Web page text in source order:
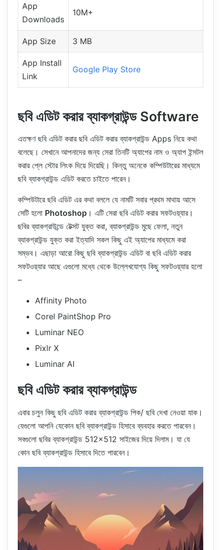
App
Downloads
10M+
App Size 3 MB
App Install
Link
Google Play Store
ছবি এডিট করার ব্যাকগ্রাউন্ড Software
এতক্ষণ ছবি এডিট করার ছবি এডিট করার ব্যাকগ্রাউন্ড Apps নিয়ে কথা
বলেছে। সেখানে আপনাদের জন্য সেরা তিনটি অ্যাপের নাম ও অ্যাপ ইন্সটল
করার প্লে স্টোর লিংক দিয়ে দিয়েছি। কিন্তু অনেকে কম্পিউটারের মাধ্যমে
ছবি ব্যাকগ্রাউন্ড এডিট করতে চাইতে পারেন।
কম্পিউটারে ছবি এডিট এর কথা বললে যে নামটি সবার প্রথম মাথায় আসে
সেটি হলো Photoshop । এটি সেরা ছবি এডিট করার সফটওয়্যার।
ছবির ব্যাকগ্রাউন্ডে টেক্সট যুক্ত করা, ব্যাকগ্রাউন্ড মুছে ফেলা, নতুন
ব্যাকগ্রাউন্ড যুক্ত করা ইত্যাদি সকল কিছু এই অ্যাপের মাধ্যমে করা
সম্ভব। এছাড়া আরো কিছু ছবি ব্যাকগ্রাউন্ড এডিট বা ছবি এডিট করার
সফটওয়্যার আছে এগুলো মধ্যে থেকে উল্লেখযোগ্য কিছু সফটওয়্যার হলো
–
Affinity Photo
Corel PaintShop Pro
Luminar NEO
Pixlr X
Luminar AI
ছবি এডিট করার ব্যাকগ্রাউন্ড
এবার চলুন কিছু ছবি এডিট করার ব্যাকগ্রাউন্ড পিক/ ছবি দেখা নেওয়া যাক।
যেগুলো আপনি যেকোন ছবি ব্যাকগ্রাউন্ড হিসাবে ব্যবহার করতে পারবেন।
সবগুলো ছবির ব্যাকগ্রাউন্ড 512×512 সাইজের দিয়ে দিলাম। যা যে
কোন ছবি ব্যাকগ্রাউন্ড হিসাবে দিতে পারবেন।